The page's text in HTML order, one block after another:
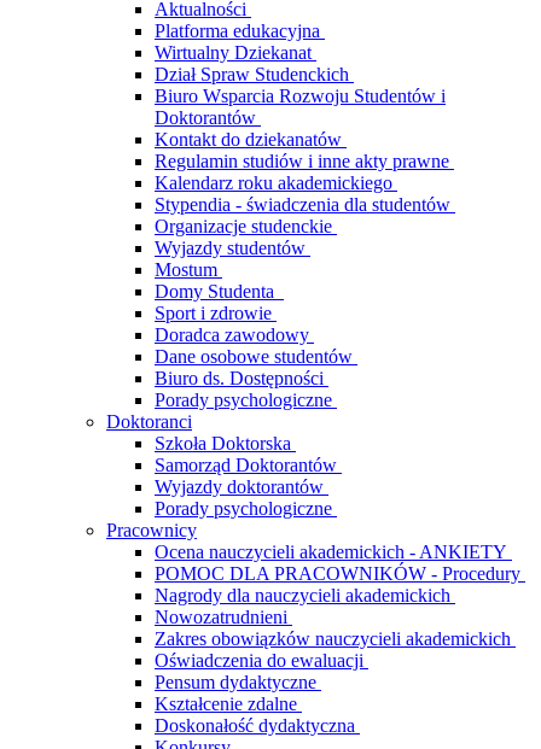
Aktualności
Platforma edukacyjna
Wirtualny Dziekanat
Dział Spraw Studenckich
Biuro Wsparcia Rozwoju Studentów i
Doktorantów
Kontakt do dziekanatów
Regulamin studiów i inne akty prawne
Kalendarz roku akademickiego
Stypendia - świadczenia dla studentów
Organizacje studenckie
Wyjazdy studentów
Mostum
Domy Studenta
Sport i zdrowie
Doradca zawodowy
Dane osobowe studentów
Biuro ds. Dostępności
Porady psychologiczne
Doktoranci
Szkoła Doktorska
Samorząd Doktorantów
Wyjazdy doktorantów
Porady psychologiczne
Pracownicy
Ocena nauczycieli akademickich - ANKIETY
POMOC DLA PRACOWNIKÓW - Procedury
Nagrody dla nauczycieli akademickich
Nowozatrudnieni
Zakres obowiązków nauczycieli akademickich
Oświadczenia do ewaluacji
Pensum dydaktyczne
Kształcenie zdalne
Doskonałość dydaktyczna